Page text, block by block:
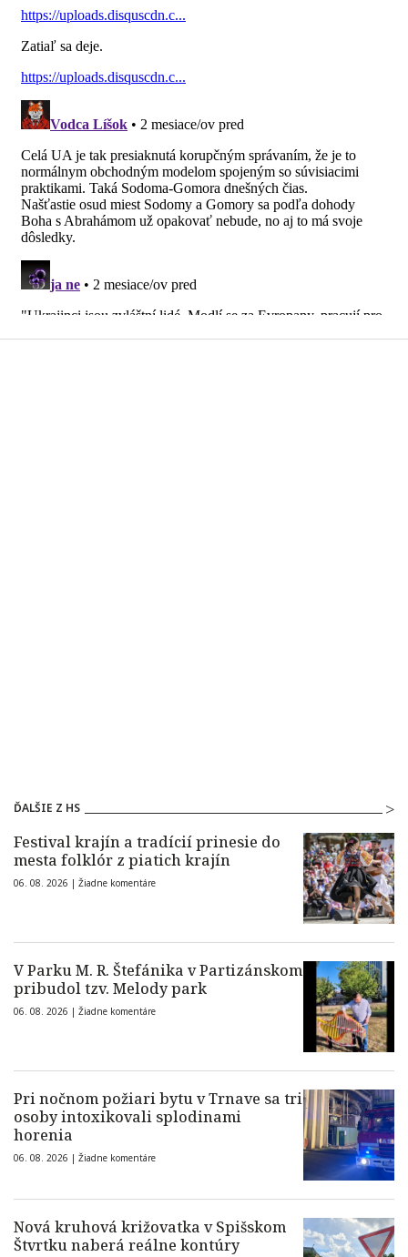
ĎALŠIE Z HS
Festival krajín a tradícií prinesie do
mesta folklór z piatich krajín
06. 08. 2026 | Žiadne komentáre
V Parku M. R. Štefánika v Partizánskom
pribudol tzv. Melody park
06. 08. 2026 | Žiadne komentáre
Pri nočnom požiari bytu v Trnave sa tri
osoby intoxikovali splodinami
horenia
06. 08. 2026 | Žiadne komentáre
Nová kruhová križovatka v Spišskom
Štvrtku naberá reálne kontúry